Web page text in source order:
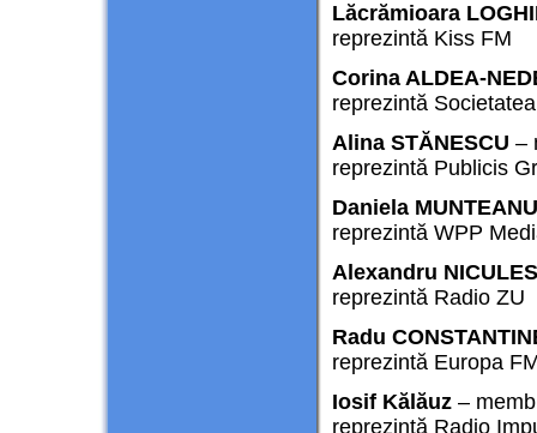
Lăcrămioara
reprezintă Kiss FM
Corina ALDEA-
reprezintă
Alina STĂNESCU –
reprezintă Publicis
Daniela MUNTEANU
reprezintă WPP
Alexandru
reprezintă Radio ZU
Radu
reprezintă Europa
Iosif Kălăuz –
reprezintă Radio